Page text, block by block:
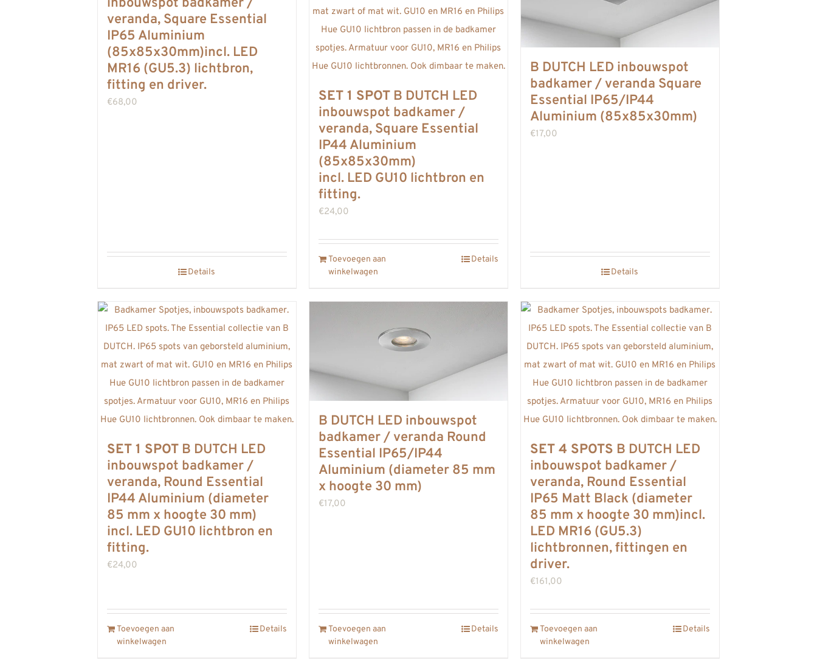
inbouwspot badkamer /
veranda, Square Essential
IP65 Aluminium
(85x85x30mm)incl. LED
MR16 (GU5.3) lichtbron,
fitting en driver.
€68,00
Details
SET 1 SPOTB DUTCH LED
inbouwspot badkamer /
veranda, Square Essential
IP44 Aluminium
(85x85x30mm)
incl. LED GU10 lichtbron en
fitting.
€24,00
Toevoegen aan
winkelwagen
Details
B DUTCH LED inbouwspot
badkamer / veranda Square
Essential IP65/IP44
Aluminium (85x85x30mm)
€17,00
Details
SET 1 SPOT B DUTCH LED
inbouwspot badkamer /
veranda, Round Essential
IP44 Aluminium (diameter
85 mm x hoogte 30 mm)
incl. LED GU10 lichtbron en
fitting.
€24,00
Toevoegen aan
winkelwagen
Details
B DUTCH LED inbouwspot
badkamer / veranda Round
Essential IP65/IP44
Aluminium (diameter 85 mm
x hoogte 30 mm)
€17,00
Toevoegen aan
winkelwagen
Details
SET 4 SPOTS B DUTCH LED
inbouwspot badkamer /
veranda, Round Essential
IP65 Matt Black (diameter
85 mm x hoogte 30 mm)incl.
LED MR16 (GU5.3)
lichtbronnen, fittingen en
driver.
€161,00
Toevoegen aan
winkelwagen
Details